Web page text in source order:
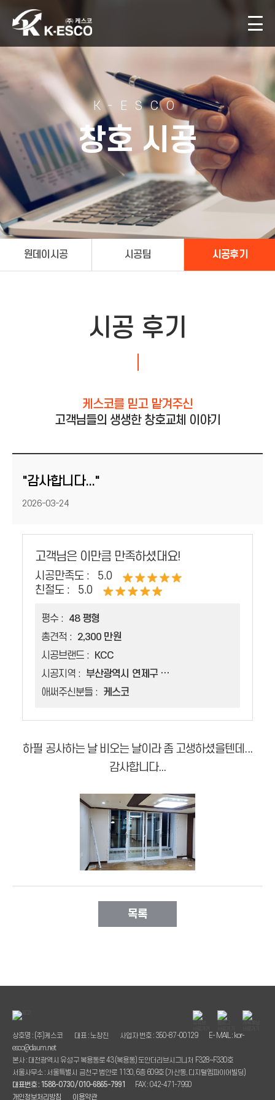
K-ESCO
창호 시공
원데이시공 시공팀 시공후기
시공 후기
케스코를 믿고 맡겨주신
고객님들의 생생한 창호교체 이야기
"감사합니다..."
등록일
2026-03-24
고객님은 이만큼 만족하셨대요!
시공만족도 :
5.0
친절도 :
5.0
평수 :
48 평형
총견적 :
2,300 만원
시공브랜드 :
KCC
시공지역 :
부산광역시 연제구 연산동
애써주신분들 :
케스코
하필 공사하는 날 비오는 날이라 좀 고생하셨을텐데...
감사합니다...
목록
상호명 : (주)케스코 대표 : 노창진 사업자 번호 : 350-87-00129
E- MAIL : kor-
esco@daum.net
본사 : 대전광역시 유성구 복용동로 43 (복용동) 도안더리브시그니처 F328~F330호
서울사무소 : 서울특별시 금천구 범안로 1130, 6층 609호 (가산동, 디지털엠파이어빌딩)
대표번호 : 1588-0730 / 010-6865-7991
FAX : 042-471-7990
개인정보처리방침
이용약관